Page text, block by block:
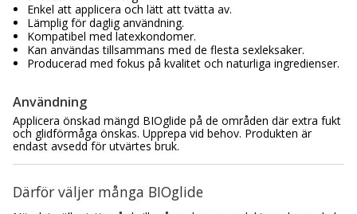
Enkel att applicera och lätt att tvätta av.
Lämplig för daglig användning.
Kompatibel med latexkondomer.
Kan användas tillsammans med de flesta sexleksaker.
Producerad med fokus på kvalitet och naturliga ingredienser.
Användning
Applicera önskad mängd BIOglide på de områden där extra fukt
och glidförmåga önskas. Upprepa vid behov. Produkten är
endast avsedd för utvärtes bruk.
Därför väljer många BIOglide